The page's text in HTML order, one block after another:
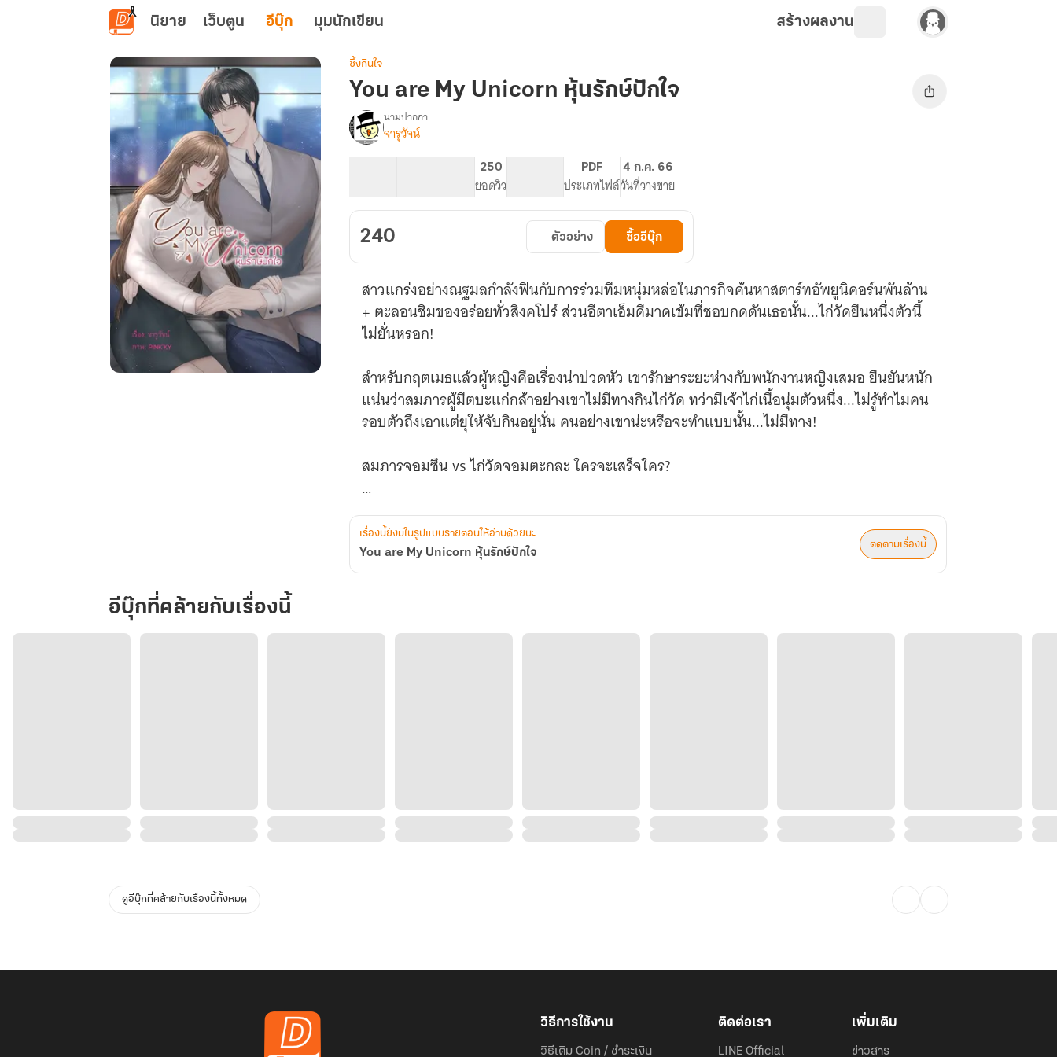
ข้ามไปยังเนื้อหาหลัก
นิยาย เว็บตูน อีบุ๊ก มุมนักเขียน สร้างผลงาน
ซึ้งกินใจ
You are My Unicorn หุ้นรักษ์ปักใจ
เรื่องYou
are
รักษ์
ปักใจ
นามปากกา
จารุวัจน์
250
ยอดวิว
PDF
ประเภทไฟล์
4 ก.ค. 66
วันที่วางขาย
240 ตัวอย่าง ซื้ออีบุ๊ก
สาวแกร่งอย่างณฐมลกำลังฟินกับการร่วมทีมหนุ่มหล่อในภารกิจค้นหาสตาร์ทอัพยูนิคอร์นพันล้าน
+ ตะลอนชิมของอร่อยทั่วสิงคโปร์ ส่วนอีตาเอ็มดีมาดเข้มที่ชอบกดดันเธอนั้น...ไก่วัดยืนหนึ่งตัวนี้
ไม่ยั่นหรอก!
สำหรับกฤตเมธแล้วผู้หญิงคือเรื่องน่าปวดหัว เขารักษาระยะห่างกับพนักงานหญิงเสมอ ยืนยันหนัก
แน่นว่าสมภารผู้มีตบะแก่กล้าอย่างเขาไม่มีทางกินไก่วัด ทว่ามีเจ้าไก่เนื้อนุ่มตัวหนึ่ง...ไม่รู้ทำไมคน
รอบตัวถึงเอาแต่ยุให้จับกินอยู่นั่น คนอย่างเขาน่ะหรือจะทำแบบนั้น...ไม่มีทาง!
สมภารจอมซึน vs ไก่วัดจอมตะกละ ใครจะเสร็จใคร?
ยูนิคอร์นในฝันของพวกเขาคืออะไร?
เรื่องนี้ยังมีในรูปแบบรายตอนให้อ่านด้วยนะ
You are My Unicorn หุ้นรักษ์ปักใจ
ติดตามเรื่องนี้
อีบุ๊กที่คล้ายกับเรื่องนี้
ดูอีบุ๊กที่คล้ายกับเรื่องนี้ทั้งหมด
วิธีการใช้งาน
วิธีเติม Coin / ชำระเงิน
ติดต่อเรา
LINE Official
เพิ่มเติม
ข่าวสาร